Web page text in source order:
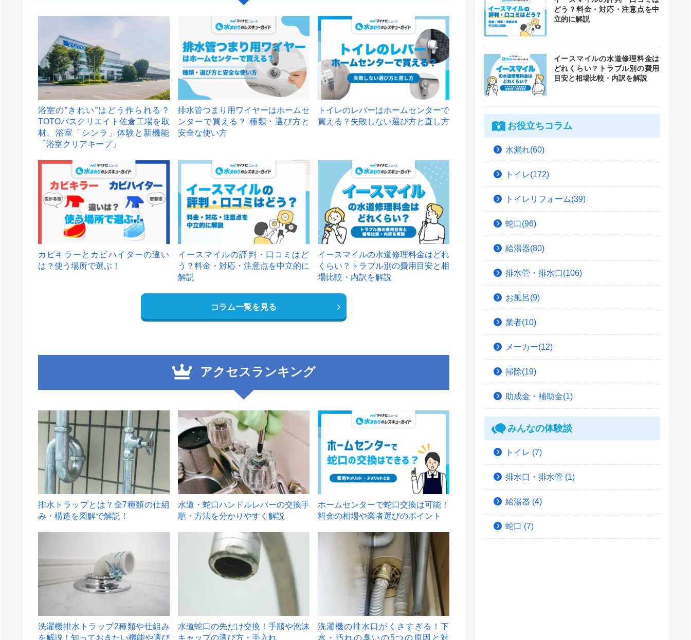
浴室の”きれい”はどう作られる？
TOTOバスクリエイト佐倉工場を取
材。浴室「シンラ」体験と新機能
「浴室クリアキープ」
排水管つまり用ワイヤーはホームセ
ンターで買える？ 種類・選び方と
安全な使い方
トイレのレバーはホームセンターで
買える？失敗しない選び方と直し方
カビキラーとカビハイターの違い
は？使う場所で選ぶ！
イースマイルの評判・口コミはど
う？料金・対応・注意点を中立的に
解説
イースマイルの水道修理料金はどれ
くらい？トラブル別の費用目安と相
場比較・内訳を解説
コラム一覧を見る
アクセスランキング
1
排水トラップとは？全7種類の仕組
み・構造を図解で解説！
2
水道・蛇口ハンドルレバーの交換手
順・方法を分かりやすく解説
ホームセンターで蛇口交換は可能！
料金の相場や業者選びのポイント
洗濯機排水トラップ2種類や仕組み
を解説！知っておきたい機能や選び
水道蛇口の先だけ交換！手順や泡沫
キャップの選び方・手入れ
洗濯機の排水口がくさすぎる！下
水・汚れの臭いの5つの原因と対
どう？料金・対応・注意点を中
立的に解説
イースマイルの水道修理料金は
どれくらい？トラブル別の費用
目安と相場比較・内訳を解説
お役立ちコラム
水漏れ(60)
トイレ(172)
トイレリフォーム(39)
蛇口(96)
給湯器(80)
排水管・排水口(106)
お風呂(9)
業者(10)
メーカー(12)
掃除(19)
助成金・補助金(1)
みんなの体験談
トイレ (7)
排水口・排水管 (1)
給湯器 (4)
蛇口 (7)